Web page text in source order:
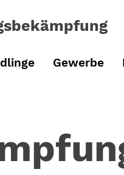
kämpfung
Gewerbe